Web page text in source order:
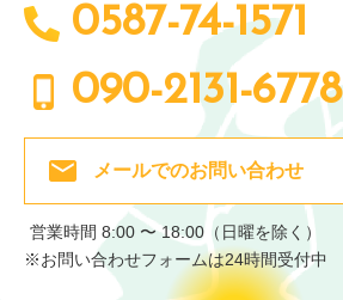
0587-74-1571
090-2131-6778
メールでのお問い合わせ
営業時間 8:00 〜 18:00（日曜を除く）
※お問い合わせフォームは24時間受付中